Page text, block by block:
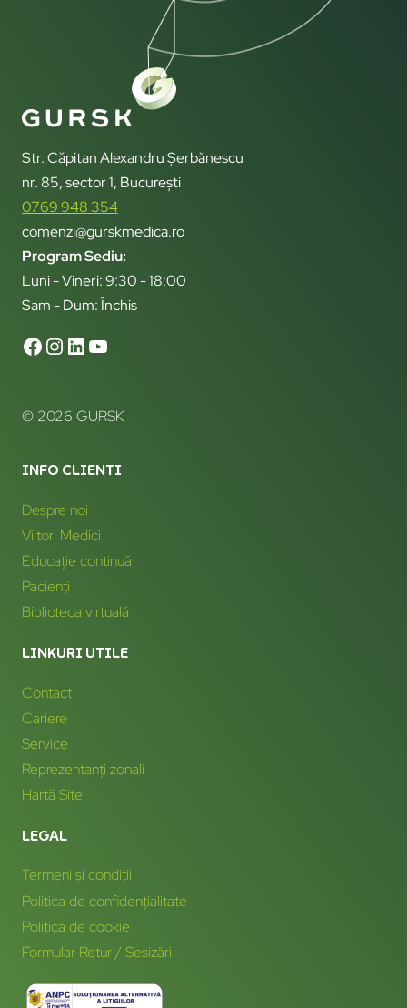
Str. Căpitan Alexandru Șerbănescu
nr. 85, sector 1, București
0769 948 354
comenzi@gurskmedica.ro
Program Sediu:
Luni - Vineri: 9:30 - 18:00
Sam - Dum: Închis
© 2026 GURSK
INFO CLIENTI
Despre noi
Viitori Medici
Educație continuă
Pacienți
Biblioteca virtuală
LINKURI UTILE
Contact
Cariere
Service
Reprezentanți zonali
Hartă Site
LEGAL
Termeni și condiții
Politica de confidențialitate
Politica de cookie
Formular Retur / Sesizări